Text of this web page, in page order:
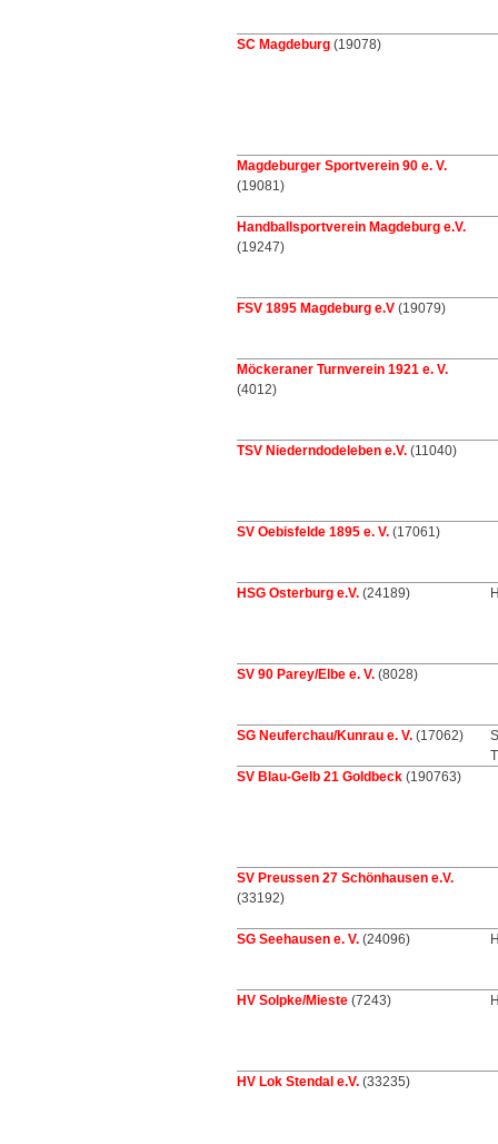
SC Magdeburg (19078)
Magdeburger Sportverein 90 e. V.
(19081)
Handballsportverein Magdeburg e.V.
(19247)
FSV 1895 Magdeburg e.V (19079)
Möckeraner Turnverein 1921 e. V.
(4012)
TSV Niederndodeleben e.V. (11040)
SV Oebisfelde 1895 e. V. (17061)
HSG Osterburg e.V. (24189)
SV 90 Parey/Elbe e. V. (8028)
SG Neuferchau/Kunrau e. V. (17062)
SV Blau-Gelb 21 Goldbeck (190763)
SV Preussen 27 Schönhausen e.V.
(33192)
SG Seehausen e. V. (24096)
HV Solpke/Mieste (7243)
HV Lok Stendal e.V. (33235)